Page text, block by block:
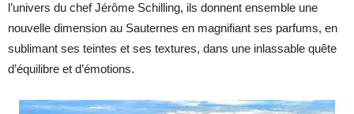
l’univers du chef Jérôme Schilling, ils donnent ensemble une
nouvelle dimension au Sauternes en magnifiant ses parfums, en
sublimant ses teintes et ses textures, dans une inlassable quête
d’équilibre et d’émotions.